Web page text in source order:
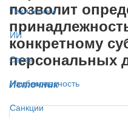
Технологии
ИИ
Связь
Нацбезопасность
Санкции
позволит
конкретному
персональных
Источник